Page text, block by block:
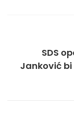
SDS
Janković